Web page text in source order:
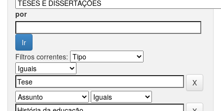
por
Filtros correntes: